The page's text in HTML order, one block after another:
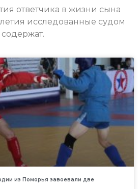
ответчика в жизни сына
исследованные судом
из Поморья завоевали две